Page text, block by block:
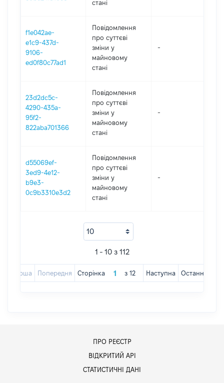
стані
f1e042ae-
e1c9-437d-
9106-
ed0f80c77ad1
Повідомлення
про суттєві
зміни y
майновому
стані
-
23d2dc5c-
4290-435a-
95f2-
822aba701366
Повідомлення
про суттєві
зміни y
майновому
стані
-
d55069ef-
3ed9-4e12-
b9e3-
0c9b3310e3d2
Повідомлення
про суттєві
зміни y
майновому
стані
-
1 - 10 з 112
Перша Попередня Сторінка з 12 Наступна Остання
ПРО РЕЄСТР
ВІДКРИТИЙ АРІ
СТАТИСТИЧНІ ДАНІ